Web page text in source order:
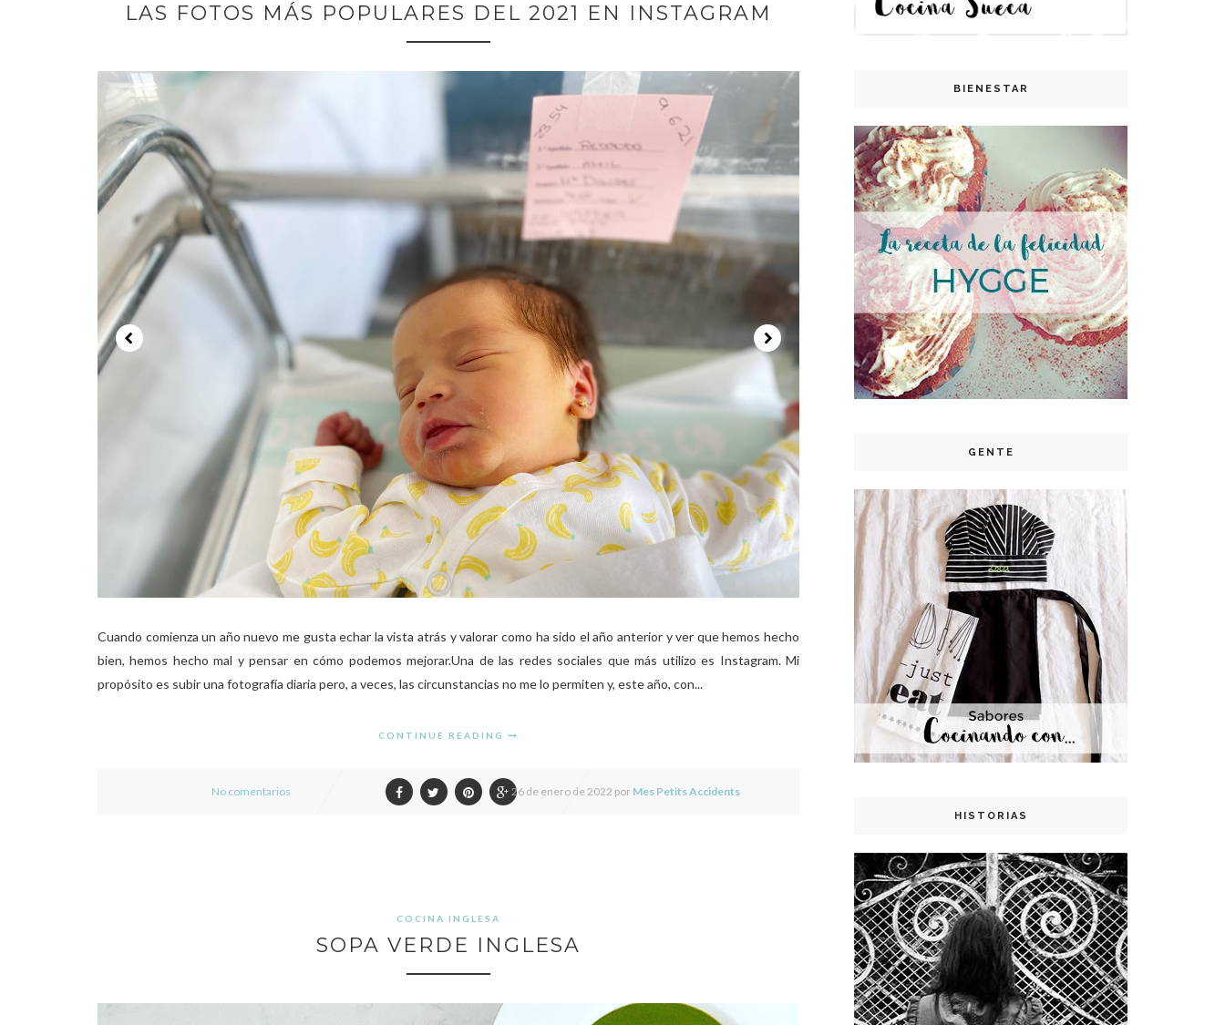
LAS FOTOS MÁS POPULARES DEL 2021 EN INSTAGRAM
Cuando comienza un año nuevo me gusta echar la vista atrás y valorar como ha sido el año anterior y ver que hemos hecho
bien, hemos hecho mal y pensar en cómo podemos mejorar.Una de las redes sociales que más utilizo es Instagram. Mi
propósito es subir una fotografía diaria pero, a veces, las circunstancias no me lo permiten y, este año, con...
CONTINUE READING
No comentarios 26 de enero de 2022 por Mes Petits Accidents
COCINA INGLESA
SOPA VERDE INGLESA
BIENESTAR
GENTE
HISTORIAS